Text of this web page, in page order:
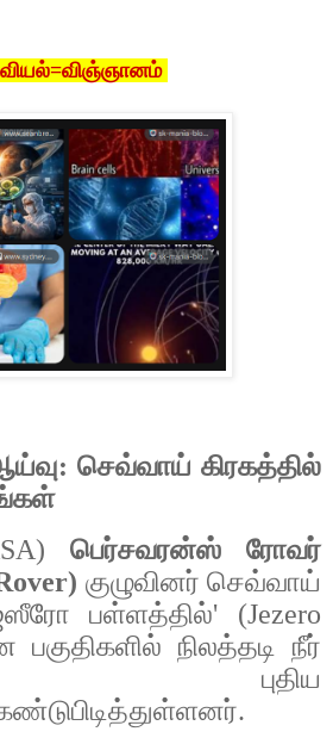
: செவ்வாய் கிரகத்தில்
பெர்சவரன்ஸ்
ரோவர்
குழுவினர் செவ்வாய்
பள்ளத்தில்' (Jezero
பகுதிகளில் நிலத்தடி
நீர்
புதிய
.